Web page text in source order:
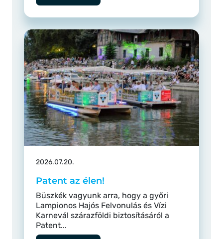
2026.07.20.
Patent az élen!
Büszkék vagyunk arra, hogy a győri
Lampionos Hajós Felvonulás és Vízi
Karnevál szárazföldi biztosításáról a
Patent...